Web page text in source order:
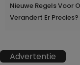
Nieuwe Regels Voor
Verandert Er Precies?
Advertentie